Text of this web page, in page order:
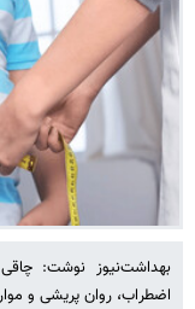
بهداشت‌نیوز نوشت: چاقی
اضطراب، روان پریشی و